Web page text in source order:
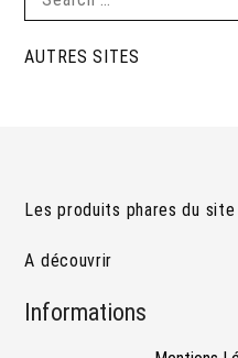
AUTRES SITES
Les produits phares du site
A découvrir
Informations